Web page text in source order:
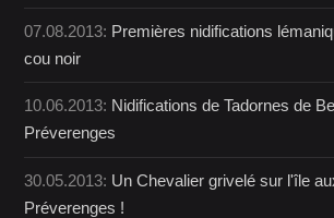
07.08.2013: Premières nidifications
cou noir
10.06.2013: Nidifications de Tadornes de
Préverenges
30.05.2013: Un Chevalier grivelé sur l'île
Préverenges !